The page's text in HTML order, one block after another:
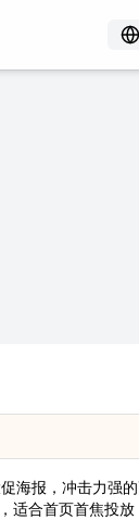
海报，冲击力强
适合首页首焦投放